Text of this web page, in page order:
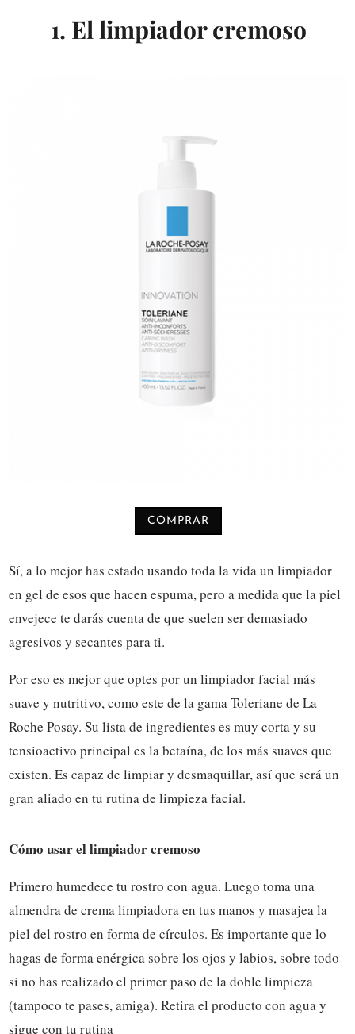
1. El limpiador cremoso
COMPRAR
Sí, a lo mejor has estado usando toda la vida un limpiador
en gel de esos que hacen espuma, pero a medida que la piel
envejece te darás cuenta de que suelen ser demasiado
agresivos y secantes para ti.
Por eso es mejor que optes por un limpiador facial más
suave y nutritivo, como este de la gama Toleriane de La
Roche Posay. Su lista de ingredientes es muy corta y su
tensioactivo principal es la betaína, de los más suaves que
existen. Es capaz de limpiar y desmaquillar, así que será un
gran aliado en tu rutina de limpieza facial.
Cómo usar el limpiador cremoso
Primero humedece tu rostro con agua. Luego toma una
almendra de crema limpiadora en tus manos y masajea la
piel del rostro en forma de círculos. Es importante que lo
hagas de forma enérgica sobre los ojos y labios, sobre todo
si no has realizado el primer paso de la doble limpieza
(tampoco te pases, amiga). Retira el producto con agua y
sigue con tu rutina